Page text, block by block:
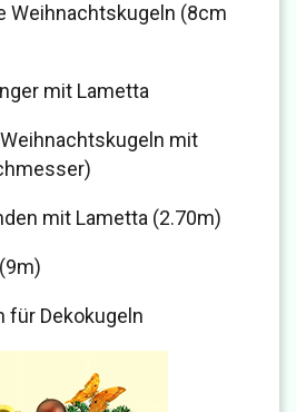
Weihnachtskugeln (8cm
mit Lametta
mit
mit Lametta (2.70m)
für Dekokugeln